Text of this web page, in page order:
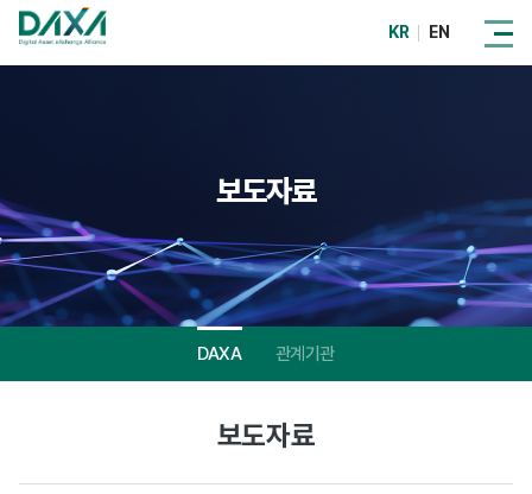
KR EN
보도자료
DAXA 관계기관
보도자료